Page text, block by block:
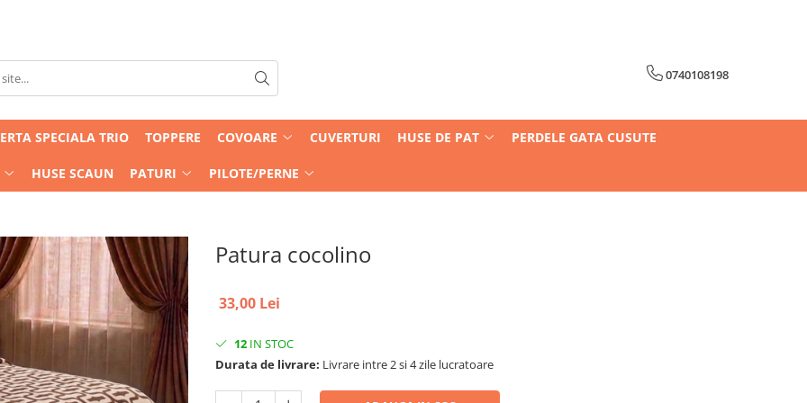
0740108198
SPECIALA TRIO TOPPERE COVOARE CUVERTURI HUSE DE PAT PERDELE GATA CUSUTE
HUSE SCAUN PATURI PILOTE/PERNE
Patura cocolino
33,00 Lei
12 IN STOC
Durata de livrare: Livrare intre 2 si 4 zile lucratoare